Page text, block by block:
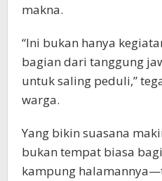
makna.
“Ini bukan hanya
bagian dari tanggung
untuk saling peduli,”
warga.
Yang bikin suasana
bukan tempat biasa
kampung